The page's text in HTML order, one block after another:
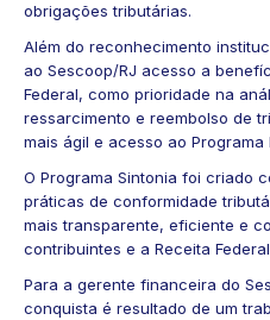
obrigações tributárias.
Além do reconhecimento
ao Sescoop/RJ acesso a
Federal, como prioridade na
ressarcimento e reembolso de
mais ágil e acesso ao Programa
O Programa Sintonia foi criado
práticas de conformidade
mais transparente, eficiente e
contribuintes e a Receita
Para a gerente financeira do
conquista é resultado de um